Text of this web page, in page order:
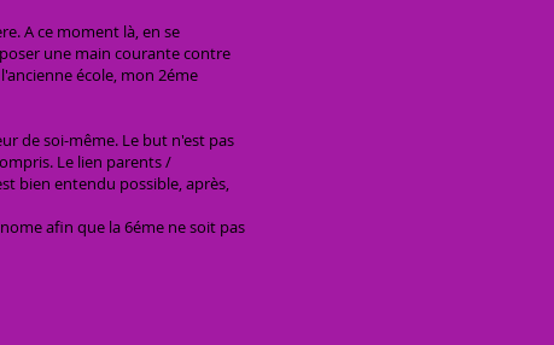
A ce moment là, en se
une main courante contre
école, mon 2éme
de soi-même. Le but n'est pas
Le lien parents /
bien entendu possible, après,
afin que la 6éme ne soit pas